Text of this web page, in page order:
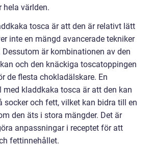
hela världen.
tosca är att den är relativt lätt
inte en mängd avancerade tekniker
Dessutom är kombinationen av den
och den knäckiga toscatoppingen
de flesta chokladälskare. En
med kladdkaka tosca är att den kan
socker och fett, vilket kan bidra till en
den äts i stora mängder. Det är
anpassningar i receptet för att
fettinnehållet.